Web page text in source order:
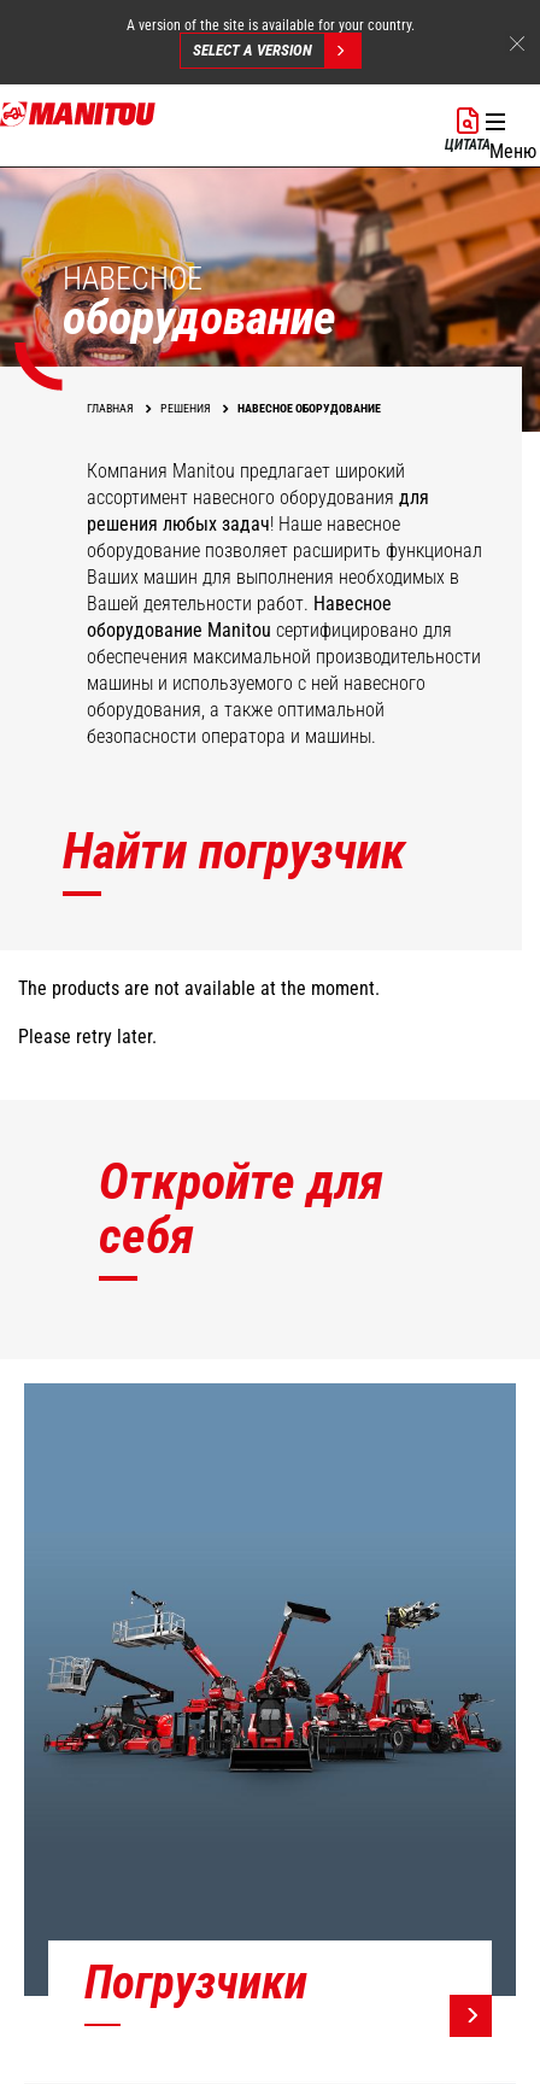
Перейти
к
содержанию
A version of the site is available for your country.
SELECT A VERSION
ЦИТАТАМеню
НАВЕСНОЕ
оборудование
ГЛАВНАЯ РЕШЕНИЯ НАВЕСНОЕ ОБОРУДОВАНИЕ
Компания Manitou предлагает широкий
ассортимент навесного оборудования для
решения любых задач! Наше навесное
оборудование позволяет расширить функционал
Ваших машин для выполнения необходимых в
Вашей деятельности работ. Навесное
оборудование Manitou сертифицировано для
обеспечения максимальной производительности
машины и используемого с ней навесного
оборудования, а также оптимальной
безопасности оператора и машины.
Найти погрузчик
The products are not available at the moment.
Please retry later.
Откройте для
себя
Погрузчики